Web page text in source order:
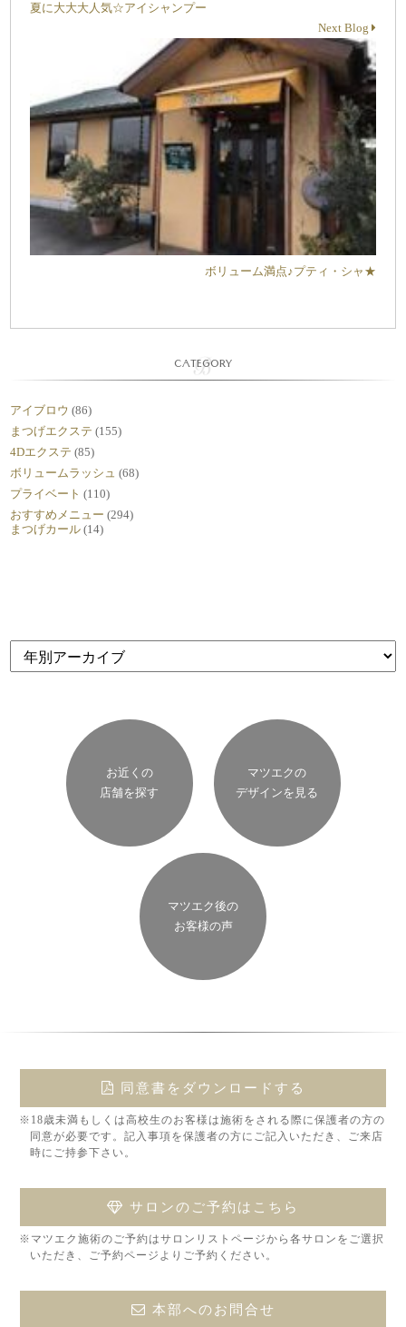
夏に大大大人気☆アイシャンプー
Next Blog
ボリューム満点♪プティ・シャ★
CATEGORY
アイブロウ (86)
まつげエクステ (155)
4Dエクステ (85)
ボリュームラッシュ (68)
プライベート (110)
おすすめメニュー (294)
まつげカール (14)
お近くの
店舗を探す
マツエクの
デザインを見る
マツエク後の
お客様の声
同意書をダウンロードする
※18歳未満もしくは高校生のお客様は施術をされる際に保護者の方の
同意が必要です。記入事項を保護者の方にご記入いただき、ご来店
時にご持参下さい。
サロンのご予約はこちら
※マツエク施術のご予約はサロンリストページから各サロンをご選択
いただき、ご予約ページよりご予約ください。
本部へのお問合せ